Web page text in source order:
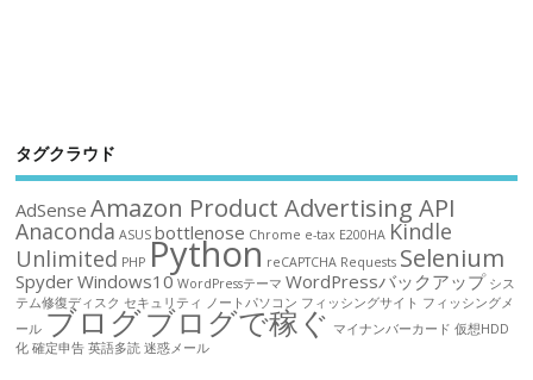
タグクラウド
AdSense Amazon Product Advertising API
Anaconda ASUS bottlenose Chrome e-tax E200HA Kindle
Unlimited PHP Python reCAPTCHA Requests Selenium
SpyderWindows10 WordPressテーマ WordPressバックアップ シス
テム修復ディスク セキュリティ ノートパソコン フィッシングサイト フィッシングメ
ール ブログブログで稼ぐ マイナンバーカード 仮想HDD
化 確定申告 英語多読 迷惑メール